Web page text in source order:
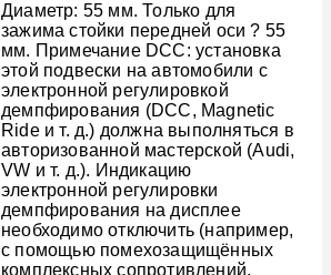
Диаметр: 55 мм. Только для
зажима стойки передней оси ? 55
мм. Примечание DCC: установка
этой подвески на автомобили с
электронной регулировкой
демпфирования (DCC, Magnetic
Ride и т. д.) должна выполняться в
авторизованной мастерской (Audi,
VW и т. д.). Индикацию
электронной регулировки
демпфирования на дисплее
необходимо отключить (например,
с помощью помехозащищённых
комплексных сопротивлений,